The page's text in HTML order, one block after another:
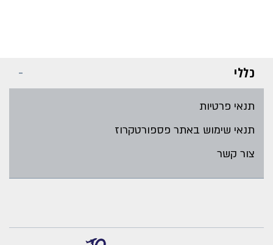
כללי
תנאי פרטיות
תנאי שימוש באתר פספורטקרוז
צור קשר